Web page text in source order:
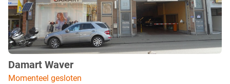
meer
info
boetiek
:
Damart Waver
Momenteel gesloten